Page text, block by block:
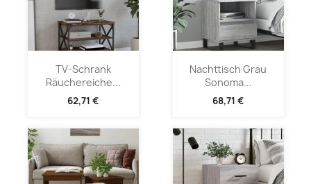
TV-Schrank
Räuchereiche...
62,71 €
Nachttisch Grau
Sonoma...
68,71 €